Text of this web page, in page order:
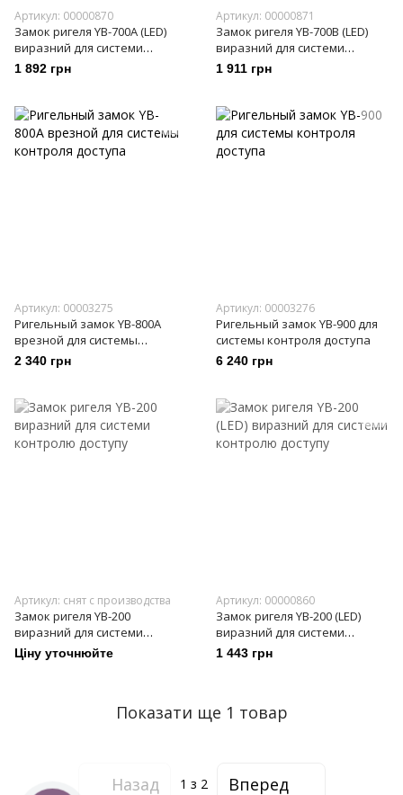
Артикул: 00000870
Замок ригеля YB-700A (LED)
виразний для системи
контролю доступу
1 892 грн
Артикул: 00000871
Замок ригеля YB-700B (LED)
виразний для системи
контролю доступу
1 911 грн
Артикул: 00003275
Ригельный замок YB-800A
врезной для системы
контроля доступа
2 340 грн
Артикул: 00003276
Ригельный замок YB-900 для
системы контроля доступа
6 240 грн
Артикул: снят с производства
Замок ригеля YB-200
виразний для системи
контролю доступу
Ціну уточнюйте
Артикул: 00000860
Замок ригеля YB-200 (LED)
виразний для системи
контролю доступу
1 443 грн
Показати ще 1 товар
Назад 1 з 2 Вперед